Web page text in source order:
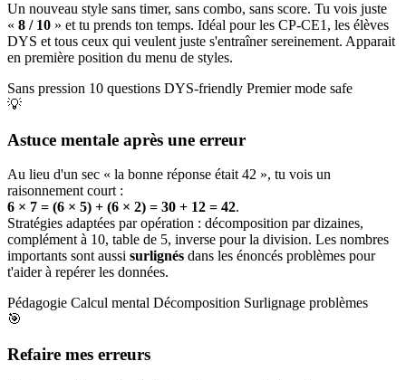
Un nouveau style sans timer, sans combo, sans score. Tu vois juste
« 8 / 10 » et tu prends ton temps. Idéal pour les CP-CE1, les élèves
DYS et tous ceux qui veulent juste s'entraîner sereinement. Apparait
en première position du menu de styles.
Sans pression 10 questions DYS-friendly Premier mode safe
💡
Astuce mentale après une erreur
Au lieu d'un sec « la bonne réponse était 42 », tu vois un
raisonnement court :
6 × 7 = (6 × 5) + (6 × 2) = 30 + 12 = 42.
Stratégies adaptées par opération : décomposition par dizaines,
complément à 10, table de 5, inverse pour la division. Les nombres
importants sont aussi surlignés dans les énoncés problèmes pour
t'aider à repérer les données.
Pédagogie Calcul mental Décomposition Surlignage problèmes
🎯
Refaire mes erreurs